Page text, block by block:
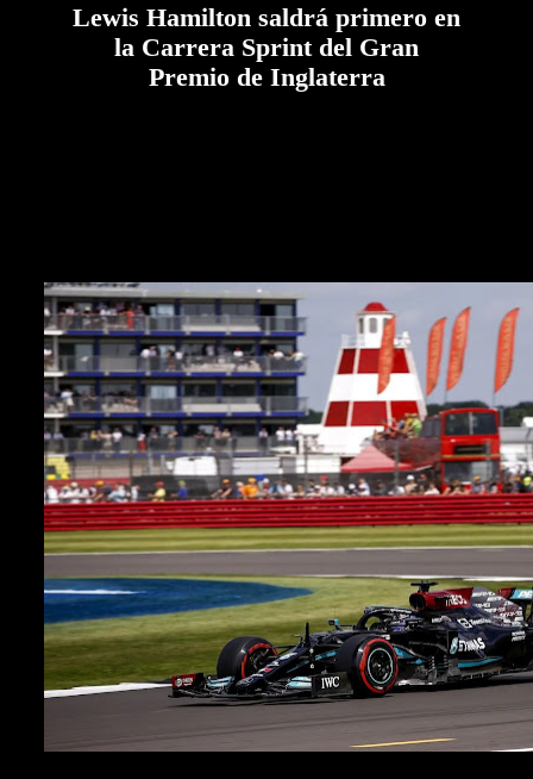
Lewis Hamilton saldrá primero en
la Carrera Sprint del Gran
Premio de Inglaterra